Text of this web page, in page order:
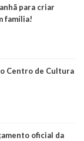
para criar
família!
Centro de Cultura
oficial da